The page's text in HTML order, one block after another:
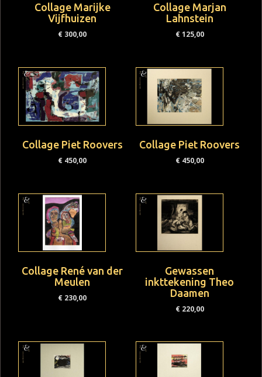
Collage Marijke
Vijfhuizen
€ 300,00
Collage Marjan
Lahnstein
€125,00
Collage Piet Roovers
€ 450,00
Collage Piet Roovers
€450,00
Collage René van der
Meulen
€ 230,00
Gewassen
inkttekening Theo
Daamen
€220,00